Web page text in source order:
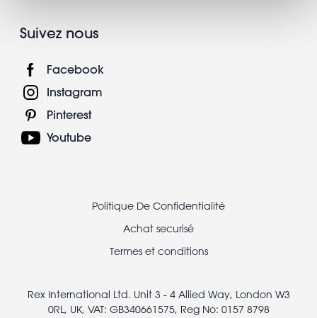
Suivez nous
Facebook
Instagram
Pinterest
Youtube
Politique De Confidentialité
Achat securisé
Termes et conditions
Rex International Ltd. Unit 3 - 4 Allied Way, London W3
0RL, UK, VAT: GB340661575, Reg No: 0157 8798